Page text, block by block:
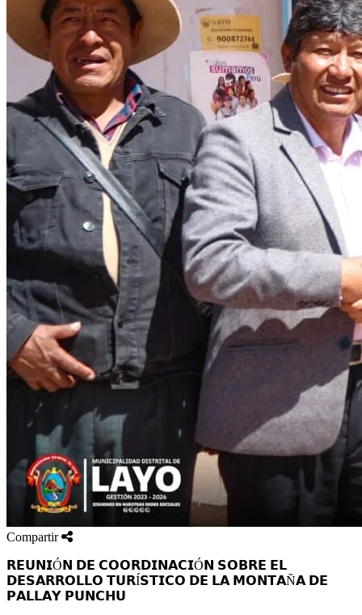
Compartir
𝗥𝗘𝗨𝗡𝗜Ó𝗡 𝗗𝗘 𝗖𝗢𝗢𝗥𝗗𝗜𝗡𝗔𝗖𝗜Ó𝗡 𝗦𝗢𝗕𝗥𝗘 𝗘𝗟
𝗗𝗘𝗦𝗔𝗥𝗥𝗢𝗟𝗟𝗢 𝗧𝗨𝗥Í𝗦𝗧𝗜𝗖𝗢 𝗗𝗘 𝗟𝗔 𝗠𝗢𝗡𝗧𝗔Ñ𝗔 𝗗𝗘
𝗣𝗔𝗟𝗟𝗔𝗬 𝗣𝗨𝗡𝗖𝗛𝗨